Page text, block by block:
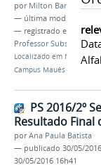
por Milton Barros
— última modificação
— registrado em:
Professor Substituto,
Localizado em Notícias /
Campus Maués -
PS 2016/2º
Resultado Final
porAna Paula Batista
— publicado 30/05/2016
30/05/2016 16h41